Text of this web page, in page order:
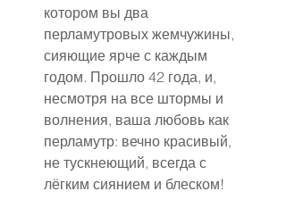
котором вы два
перламутровых жемчужины,
сияющие ярче с каждым
годом. Прошло 42 года, и,
несмотря на все штормы и
волнения, ваша любовь как
перламутр: вечно красивый,
не тускнеющий, всегда с
лёгким сиянием и блеском!